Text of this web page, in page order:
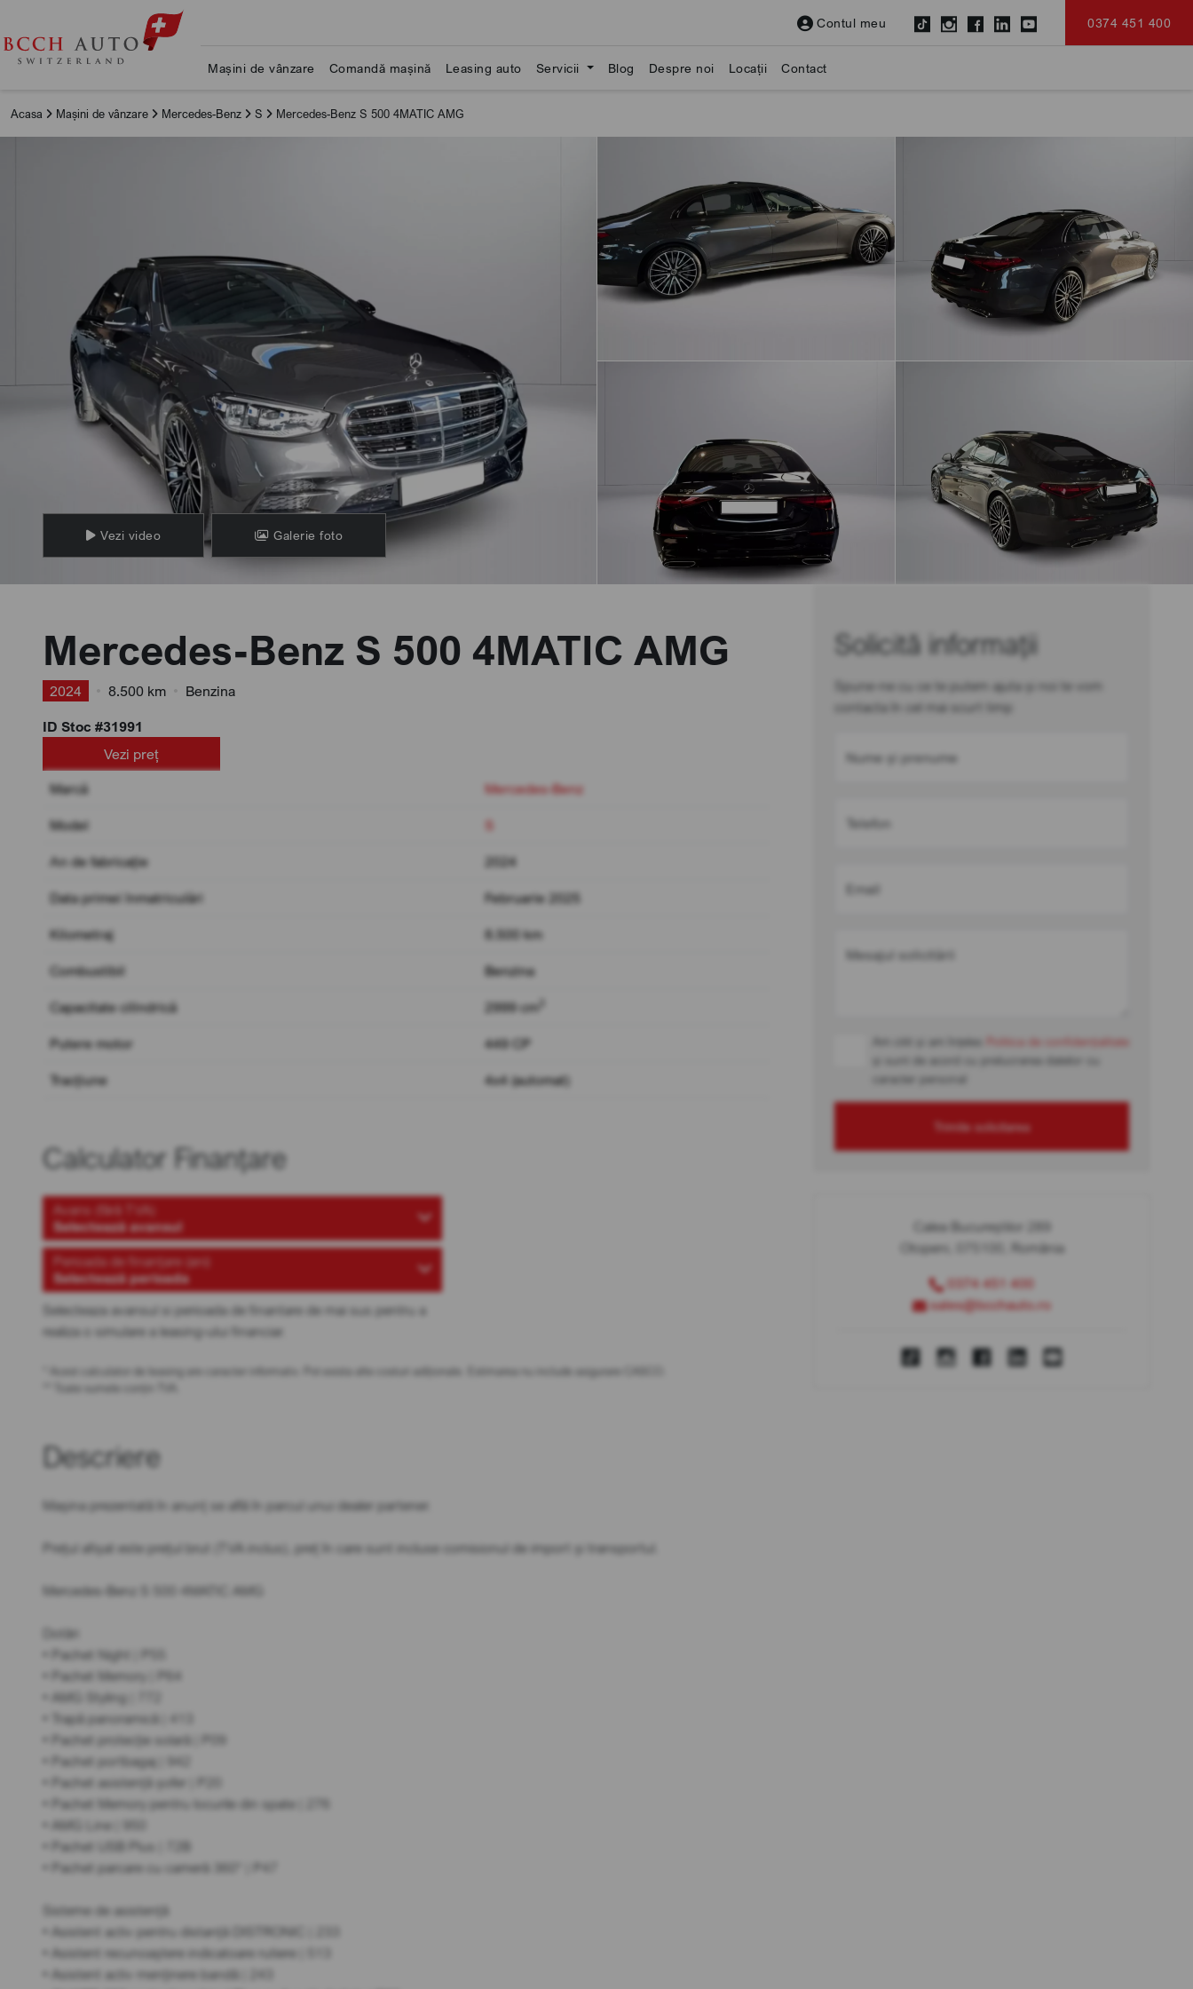
Contul meu 0374 451 400
Mașini de vânzare Comandă mașină Leasing auto Servicii Blog Despre noi Locații Contact
Acasa Mașini de vânzare Mercedes-Benz S Mercedes-Benz S 500 4MATIC AMG
Vezi video Galerie foto
Mercedes-Benz S 500 4MATIC AMG
2024 8.500 km
Benzina
ID Stoc #31991
Vezi preț
Marcă
Mercedes-Benz
Model S
An de fabricație 2024
Data primei înmatriculări Februarie 2025
Kilometraj 8.500 km
Combustibil Benzina
Capacitate cilindrică 2999 cm
Putere motor 449 CP
Tracțiune 4x4 (automat)
Calculator Finanțare
Avans (fără TVA)
Selectează avansul
Perioada de finanțare (ani)
Selectează perioada
Selecteaza avansul si perioada de finantare de mai sus pentru a
realiza o simulare a leasing-ului financiar.
* Acest calculator de leasing are caracter informativ. Pot exista alte costuri adiționale. Estimarea nu include asigurare CASCO.
** Toate sumele conțin TVA.
Descriere
Mașina prezentată în anunț se află în parcul unui dealer partener.
Prețul afișat este prețul brut (TVA inclus), preț în care sunt incluse comisionul de import și transportul.
Mercedes-Benz S 500 4MATIC AMG
Dotări
• Pachet Night | P55
• Pachet Memory | P64
• AMG Styling | 772
• Trapă panoramică | 413
• Pachet protecție solară | P09
• Pachet portbagaj | 942
• Pachet asistență șofer | P20
• Pachet Memory pentru locurile din spate | 276
• AMG Line | 950
• Pachet USB Plus | 72B
• Pachet parcare cu cameră 360° | P47
Sisteme de asistență
• Asistent activ pentru distanță DISTRONIC | 233
• Asistent recunoaștere indicatoare rutiere | 513
• Asistent activ menținere bandă | 243
Solicită informații
Spune-ne cu ce te putem ajuta și noi te vom
contacta în cel mai scurt timp
Nume și prenume
Telefon
Email
Mesajul solicitării
Am citit și am înțeles
Politica de confidențialitate
și sunt de acord cu prelucrarea datelor cu
caracter personal
Trimite solicitarea
Calea Bucureștilor 289
Otopeni, 075100, România
0374 451 400
sales@bcchauto.ro